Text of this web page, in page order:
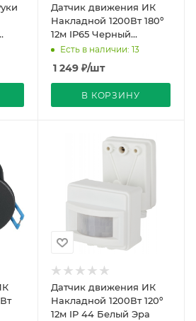
Датчик движения ИК
Накладной 1200Вт 180º
12м IP65 Черный
51х119х80мм SEN18 Feron
Есть в наличии: 13
1 249₽/шт
В КОРЗИНУ
Датчик движения ИК
Накладной 1200Вт 120º
12м IP 44 Белый Эра